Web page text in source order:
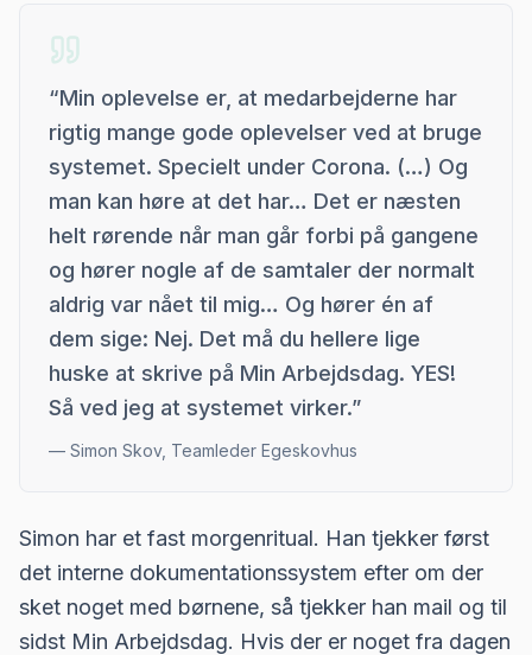
“Min oplevelse er, at medarbejderne har
rigtig mange gode oplevelser ved at bruge
systemet. Specielt under Corona. (…) Og
man kan høre at det har… Det er næsten
helt rørende når man går forbi på gangene
og hører nogle af de samtaler der normalt
aldrig var nået til mig… Og hører én af
dem sige: Nej. Det må du hellere lige
huske at skrive på Min Arbejdsdag. YES!
Så ved jeg at systemet virker.”
— Simon Skov, Teamleder Egeskovhus
Simon har et fast morgenritual. Han tjekker først
det interne dokumentationssystem efter om der
sket noget med børnene, så tjekker han mail og til
sidst Min Arbejdsdag. Hvis der er noget fra dagen